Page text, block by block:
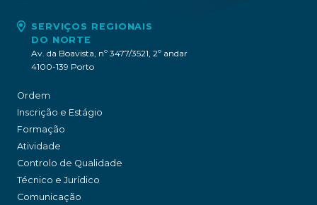
SERVIÇOS REGIONAIS
DO NORTE
Av. da Boavista, nº 3477/3521, 2º andar
4100-139 Porto
Ordem
Inscrição e Estágio
Formação
Atividade
Controlo de Qualidade
Técnico e Jurídico
Comunicação